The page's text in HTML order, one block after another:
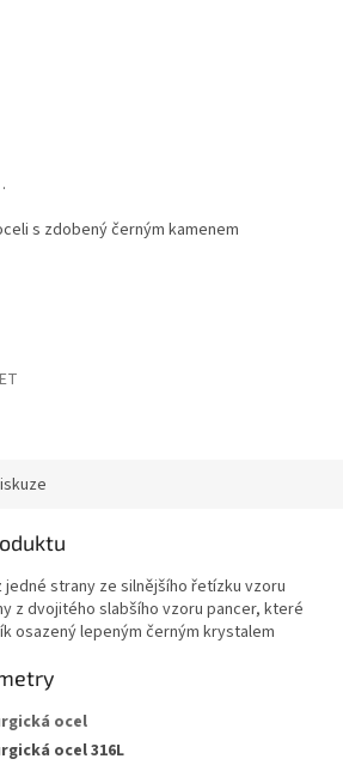
s zdobený černým kamenem
jedné strany ze silnějšího řetízku vzoru
z dvojitého slabšího vzoru pancer, které
osazený lepeným černým krystalem
ocel
ocel 316L